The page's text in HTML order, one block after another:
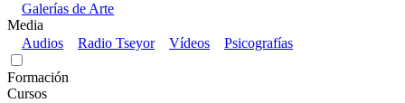
Galerías de Arte
Media
Audios
Radio Tseyor Vídeos Psicografías
Formación
Cursos